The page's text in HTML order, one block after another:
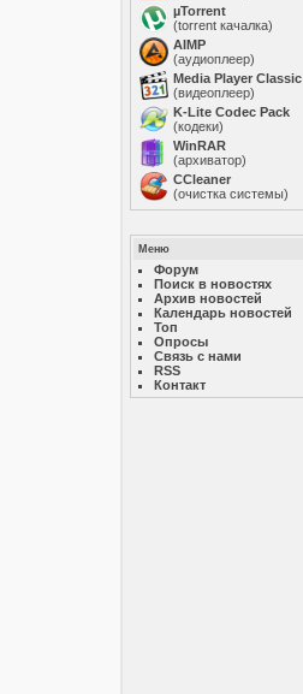
µTorrent
(torrent качалка)
AIMP
(аудиоплеер)
Media Player Classic
(видеоплеер)
K-Lite Codec Pack
(кодеки)
WinRAR
(архиватор)
ССleaner
(очистка системы)
Меню
Форум
Поиск в новостях
Архив новостей
Календарь новостей
Топ
Опросы
Связь с нами
RSS
Контакт